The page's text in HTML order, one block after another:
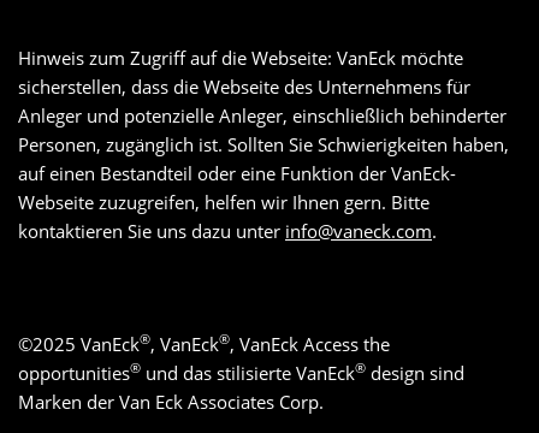
Hinweis zum Zugriff auf die Webseite: VanEck möchte
sicherstellen, dass die Webseite des Unternehmens für
Anleger und potenzielle Anleger, einschließlich behinderter
Personen, zugänglich ist. Sollten Sie Schwierigkeiten haben,
auf einen Bestandteil oder eine Funktion der VanEck-
Webseite zuzugreifen, helfen wir Ihnen gern. Bitte
kontaktieren Sie uns dazu unter info@vaneck.com.
©2025 VanEck®, VanEck®, VanEck Access the
opportunities® und das stilisierte VanEck® design sind
Marken der Van Eck Associates Corp.